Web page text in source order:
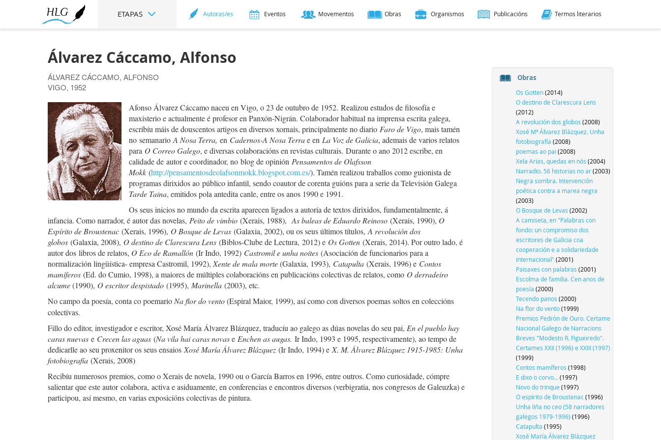
ETAPAS Autoras/es Eventos Movementos Obras Organismos Publicacións Termos literarios
Álvarez Cáccamo, Alfonso
ÁLVAREZ CÁCCAMO, ALFONSO
VIGO, 1952
Afonso Álvarez Cáccamo naceu en Vigo, o 23 de outubro de 1952. Realizou estudos de filosofía e
maxisterio e actualmente é profesor en Panxón-Nigrán. Colaborador habitual na imprensa escrita galega,
escribíu máis de douscentos artigos en diversos xornais, principalmente no diario Faro de Vigo, mais tamén
no semanario A Nosa Terra, en Cadernos-A Nosa Terrae en La Voz de Galicia, ademais de varios relatos
para O Correo Galego, e diversas colaboracións en revistas culturais. Durante o ano 2012 escribe, en
calidade de autor e coordinador, no blog de opinión Pensamentos de Olafsson
Mokk (http://pensamentosdeolafsonmokk.blogspot.com.es/). Tamén realizou traballos como guionista de
programas dirixidos ao público infantil, sendo coautor de corenta guións para a serie da Televisión Galega
Tarde Taina, emitidos pola antedita canle, entre os anos 1990 e 1991.
Os seus inicios no mundo da escrita aparecen ligados a autoría de textos dirixidos, fundamentalmente, á
infancia. Como narrador, é autor das novelas, Peito de vimbio (Xerais, 1988), As baleas de Eduardo Reinoso (Xerais, 1990), O
Espírito de Broustenac (Xerais, 1996), O Bosque de Levas (Galaxia, 2002), ou os seus últimos títulos, A revolución dos
globos (Galaxia, 2008), O destino de Clarescura Lens (Biblos-Clube de Lectura, 2012) e Os Gotten (Xerais, 2014). Por outro lado, é
autor dos libros de relatos, O Eco de Ramallón (Ir Indo, 1992) Castromil e unha noites (Asociación de funcionarios para a
normalización lingüística- empresa Castromil, 1992), Xente de mala morte(Galaxia, 1993), Catapulta (Xerais, 1996) e Contos
mamíferos (Ed. do Cumio, 1998), a maiores de múltiples colaboracións en publicacións colectivas de relatos, como O derradeiro
alcume(1990), O escritor despistado (1995), Marinella (2003), etc.
No campo da poesía, conta co poemario Na flor do vento(Espiral Maior, 1999), así como con diversos poemas soltos en coleccións
colectivas.
Fillo do editor, investigador e escritor, Xosé María Álvarez Blázquez, traducíu ao galego as dúas novelas do seu pai, En el pueblo hay
caras nuevas e Crecen las aguas (Na vila hai caras novase Enchen as augas. Ir Indo, 1993 e 1995, respectivamente), ao tempo de
dedicarlle ao seu proxenitor os seus ensaios Xosé María Álvarez Blázquez (Ir Indo, 1994) e X. M. Álvarez Blázquez 1915-1985: Unha
fotobiografía (Xerais, 2008)
Recibíu numerosos premios, como o Xerais de novela, 1990 ou o García Barros en 1996, entre outros. Como curiosidade, cómpre
salientar que este autor colabora, activa e asiduamente, en conferencias e encontros diversos (verbigratia, nos congresos de Galeuzka) e
participou, así mesmo, en varias exposicións colectivas de pintura.
Obras
Os Gotten(2014)
O destino de Clarescura Lens
(2012)
A revolución dos globos (2008)
Xosé Mª Álvarez Blázquez. Unha
fotobiografía (2008)
poemas ao pai (2008)
Xela Arias, quedas en nós (2004)
Narradio. 56 historias no ar(2003)
Negra sombra. Intervención
poética contra a marea negra
(2003)
O Bosque de Levas (2002)
A camiseta, en "Palabras con
fondo: un compromiso dos
escritores de Galicia coa
cooperación e a solidariedade
internacional" (2001)
Paisaxes con palabras (2001)
Escolma de familia. Cen anos de
poesía (2000)
Tecendo panos (2000)
Na flor do vento(1999)
Premios Pedrón de Ouro. Certame
Nacional Galego de Narracions
Breves "Modesto R. Figueiredo".
Certames XXII (1996) e XXIII (1997)
(1999)
Contos mamíferos (1998)
E dixo o corvo...(1997)
Novo do trinque (1997)
O espírito de Broustenac(1996)
Unha liña no ceo (58 narradores
galegos 1979-1996) (1996)
Catapulta (1995)
Xosé María Álvarez Blázquez